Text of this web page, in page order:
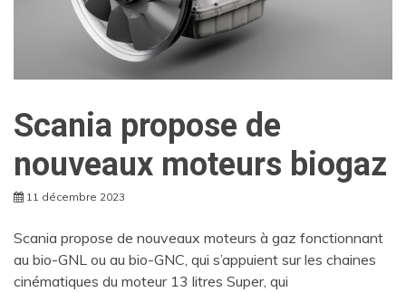
Scania propose de
nouveaux moteurs biogaz
11 décembre 2023
Scania propose de nouveaux moteurs à gaz fonctionnant
au bio-GNL ou au bio-GNC, qui s’appuient sur les chaines
cinématiques du moteur 13 litres Super, qui